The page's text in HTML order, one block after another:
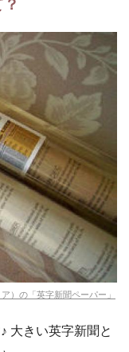
）の「英字新聞ペーパー」
大きい英字新聞と